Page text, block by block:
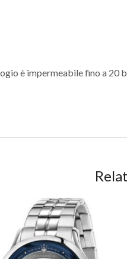
è impermeabile fino a 20